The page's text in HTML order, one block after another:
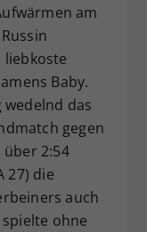
am
Baby.
das
gegen
über 2:54
27) die
auch
ohne